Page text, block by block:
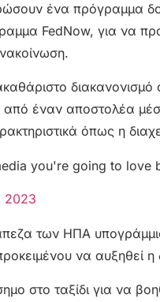
ένα πρόγραμμα
FedNow, για να
διακανονισμό
έναν αποστολέα
όπως η
you're going to love
2023
των ΗΠΑ
να
στο ταξίδι για να